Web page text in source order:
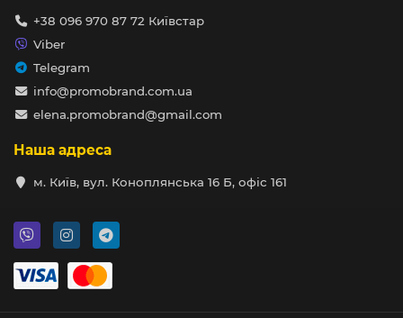
+38 096 970 87 72 Київстар
Viber
Telegram
info@promobrand.com.ua
elena.promobrand@gmail.com
Наша адреса
м. Київ, вул. Коноплянська 16 Б, офіс 161